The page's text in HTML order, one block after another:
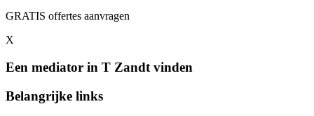
GRATIS offertes aanvragen
X
Een mediator in T Zandt vinden
Belangrijke links